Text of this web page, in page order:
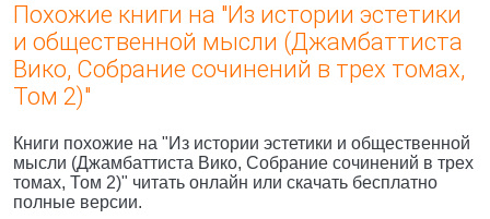
Похожие книги на "Из истории эстетики
и общественной мысли (Джамбаттиста
Вико, Собрание сочинений в трех томах,
Том 2)"
Книги похожие на "Из истории эстетики и общественной
мысли (Джамбаттиста Вико, Собрание сочинений в трех
томах, Том 2)" читать онлайн или скачать бесплатно
полные версии.